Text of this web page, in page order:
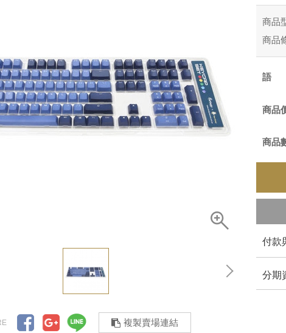
複製賣場連結
商品
商品
商品
商品
付款
分期